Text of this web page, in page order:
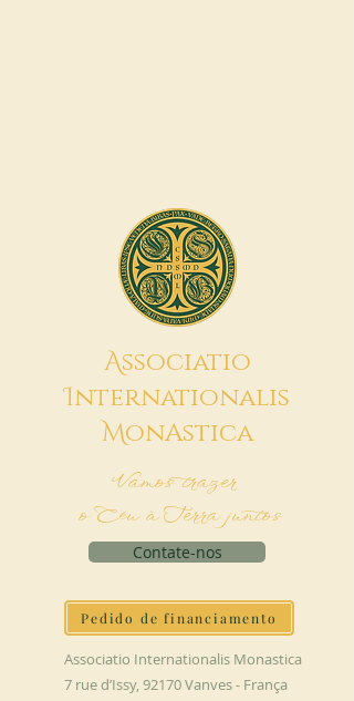
Associatio
Internationalis
MonAstica
Vamos trazer
o Céu à Terra juntos
Contate-nos
Pedido de financiamento
Associatio Internationalis Monastica
7 rue d’Issy, 92170 Vanves - França